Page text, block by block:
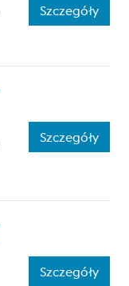
Szczegóły
Szczegóły
Szczegóły